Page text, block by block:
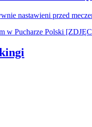
nastawieni przed